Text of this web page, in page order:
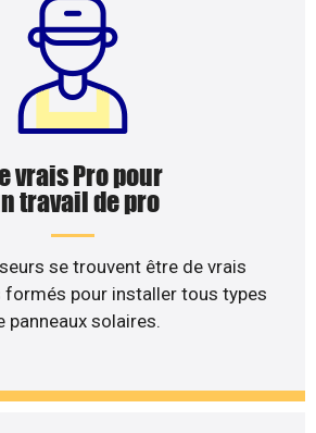
vrais Pro pour
travail de pro
se trouvent être de vrais
pour installer tous types
panneaux solaires.